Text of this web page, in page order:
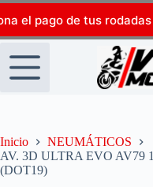
el pago de tus
Inicio
NEUMÁTICOS
AV. 3D ULTRA EVO AV79
(DOT19)